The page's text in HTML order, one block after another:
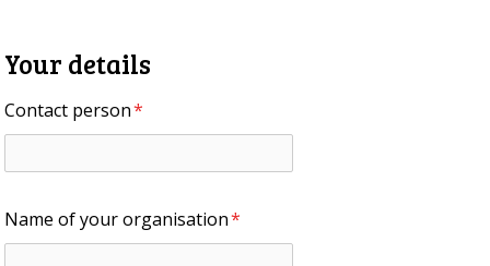
Your details
Contact person*
Name of your organisation*